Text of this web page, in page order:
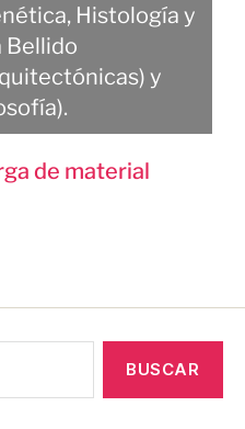
Histología y
Bellido
y
de material